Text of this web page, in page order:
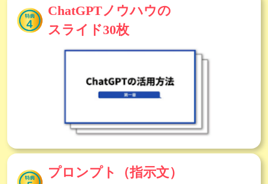
ChatGPTノウハウの
スライド30枚
プロンプト
（指示文）